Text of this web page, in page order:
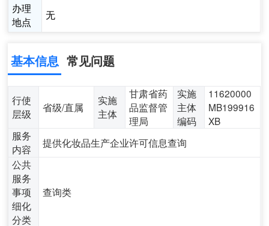
办理
地点
无
基本信息 常见问题
行使
层级
省级/直属
实施
主体
甘肃省药
品监督管
理局
实施
主体
编码
11620000
MB199916
XB
服务
内容
提供化妆品生产企业许可信息查询
公共
服务
事项
细化
分类
查询类